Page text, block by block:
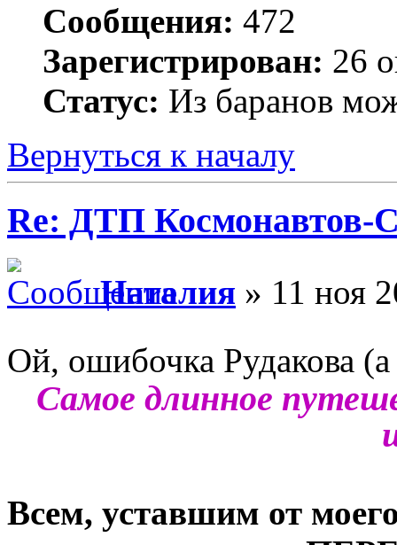
Сообщения: 472
Зарегистрирован: 26
Статус: Из баранов
Вернуться к началу
Re: ДТП Космонавтов-
Наталия » 11 ноя
Ой, ошибочка Рудакова
Самое длинное
Всем, уставшим от